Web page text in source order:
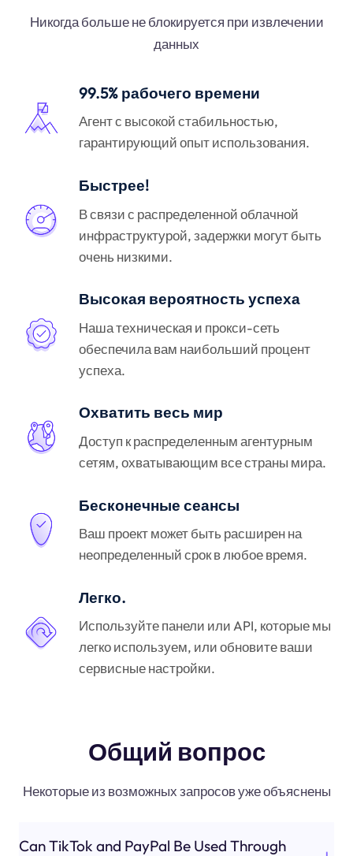
Никогда больше не блокируется при извлечении
данных
99.5% рабочего времени
Агент с высокой стабильностью,
гарантирующий опыт использования.
Быстрее!
В связи с распределенной облачной
инфраструктурой, задержки могут быть
очень низкими.
Высокая вероятность успеха
Наша техническая и прокси-сеть
обеспечила вам наибольший процент
успеха.
Охватить весь мир
Доступ к распределенным агентурным
сетям, охватывающим все страны мира.
Бесконечные сеансы
Ваш проект может быть расширен на
неопределенный срок в любое время.
Легко.
Используйте панели или API, которые мы
легко используем, или обновите ваши
сервисные настройки.
Общий вопрос
Некоторые из возможных запросов уже объяснены
Can TikTok and PayPal Be Used Through